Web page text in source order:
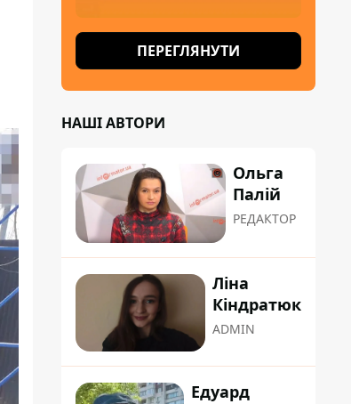
ПЕРЕГЛЯНУТИ
НАШІ АВТОРИ
Ольга
Палій
РЕДАКТОР
Ліна
Кіндратюк
ADMIN
Едуард